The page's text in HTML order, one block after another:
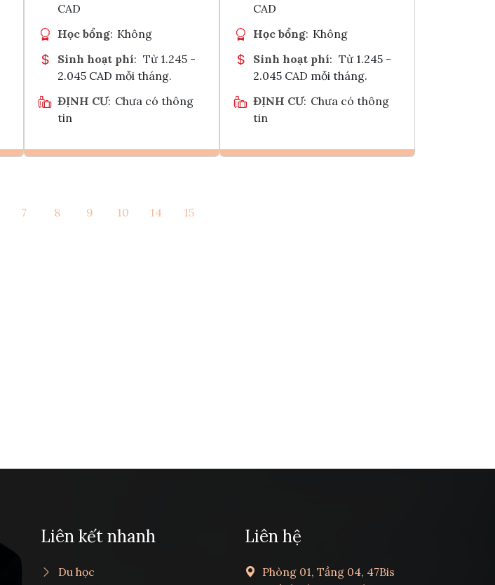
CAD
Học bổng: Không
Sinh hoạt phí: Từ 1.245 -
2.045 CAD mỗi tháng.
ĐỊNH CƯ: Chưa có thông
tin
Tham vấn Interlink
CAD
Học bổng: Không
Sinh hoạt phí: Từ 1.245 -
2.045 CAD mỗi tháng.
ĐỊNH CƯ: Chưa có thông
tin
7 8 9 10 14 15
Liên kết nhanh
Du học
Liên hệ
Phòng 01, Tầng 04, 47Bis